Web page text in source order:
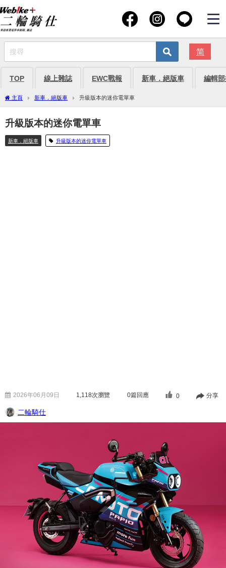
简
TOP 線上雜誌 EWC戰報 新車．絕版車 編輯
主頁 新車．絕版車 升級版本的迷你電單車
升級版本的迷你電單車
新車．絕版車 升級版本的迷你電單車
2026年06月09日 1,118次瀏覽 0篇回應 0 分享
二輪騎仕